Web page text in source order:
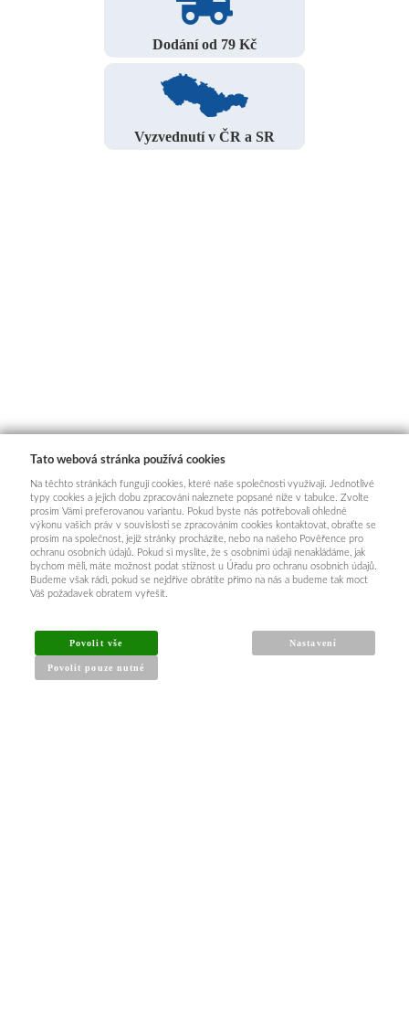
Dodání od 79 Kč
Vyzvednutí v ČR a SR
Tato webová stránka používá cookies
Na těchto stránkách fungují cookies, které naše společnosti využívají. Jednotlivé
typy cookies a jejich dobu zpracování naleznete popsané níže v tabulce. Zvolte
prosím Vámi preferovanou variantu. Pokud byste nás potřebovali ohledně
výkonu vašich práv v souvislosti se zpracováním cookies kontaktovat, obraťte se
prosím na společnost, jejíž stránky procházíte, nebo na našeho Pověřence pro
ochranu osobních údajů. Pokud si myslíte, že s osobními údaji nenakládáme, jak
bychom měli, máte možnost podat stížnost u Úřadu pro ochranu osobních údajů.
Budeme však rádi, pokud se nejdříve obrátíte přímo na nás a budeme tak moct
Váš požadavek obratem vyřešit.
Povolit vše
Povolit pouze nutné
Nastavení